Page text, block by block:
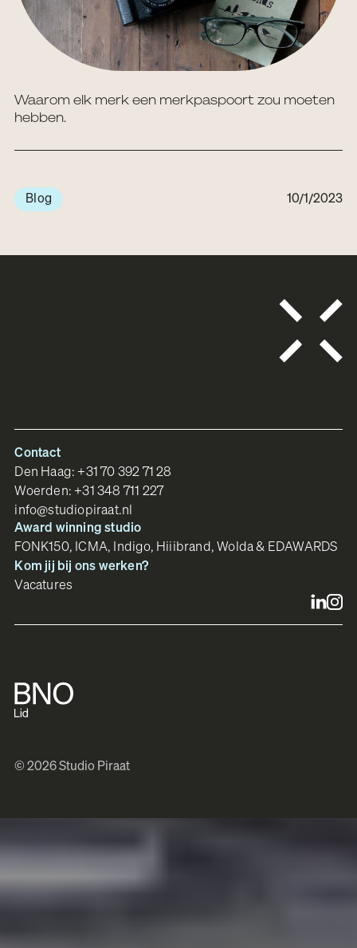
Waarom elk merk een merkpaspoort zou moeten
hebben.
Blog 10/1/2023
Contact
Den Haag:+31 70 392 71 28
Woerden:+31 348 711 227
info@studiopiraat.nl
Award winning studio
FONK150, ICMA, Indigo, Hiiibrand, Wolda & EDAWARDS
Kom jij bij ons werken?
Vacatures
© 2026 Studio Piraat